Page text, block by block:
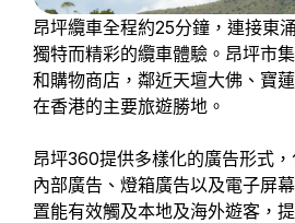
昂坪纜車全程約25分鐘，連接東
獨特而精彩的纜車體驗。昂坪市
和購物商店，鄰近天壇大佛、寶
在香港的主要旅遊勝地。
昂坪360提供多樣化的廣告形式
內部廣告、燈箱廣告以及電子屏
置能有效觸及本地及海外遊客，